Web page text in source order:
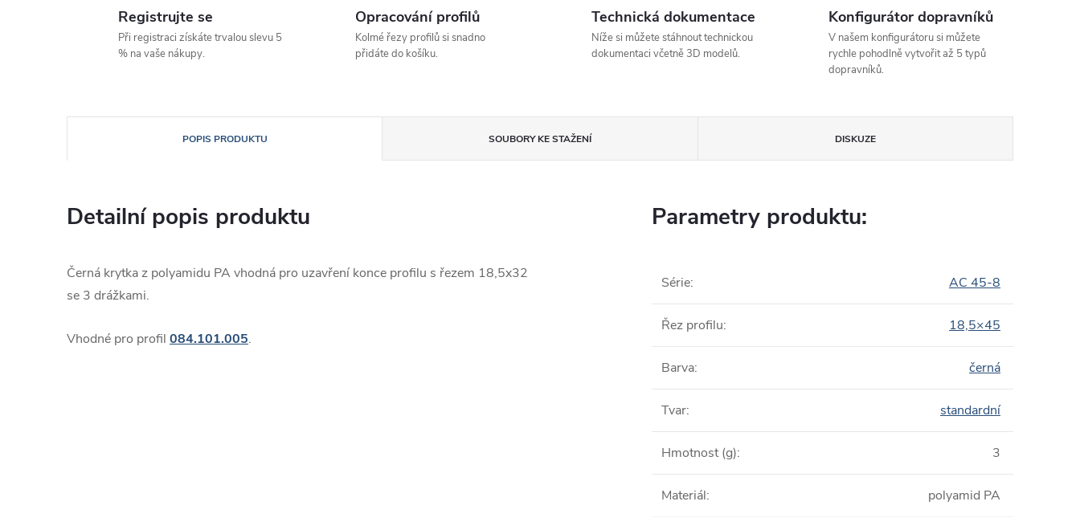
Registrujte se
Při registraci získáte trvalou slevu 5
% na vaše nákupy.
Opracování profilů
Kolmé řezy profilů si snadno
přidáte do košíku.
Technická dokumentace
Níže si můžete stáhnout technickou
dokumentaci včetně 3D modelů.
Konfigurátor dopravníků
V našem konfigurátoru si můžete
rychle pohodlně vytvořit až 5 typů
dopravníků.
POPIS PRODUKTU SOUBORY KE STAŽENÍ DISKUZE
Detailní popis produktu
Černá krytka z polyamidu PA vhodná pro uzavření konce profilu s řezem 18,5x32
se 3 drážkami.
Vhodné pro profil 084.101.005.
Parametry produktu:
Série: AC 45-8
Řez profilu: 18,5×45
Barva: černá
Tvar: standardní
Hmotnost (g): 3
Materiál: polyamid PA